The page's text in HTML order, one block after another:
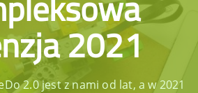
2021
2.0 jest z nami od lat, a w 2021